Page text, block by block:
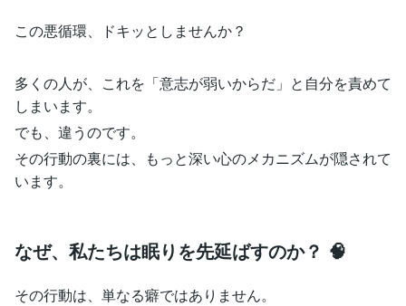
この悪循環、ドキッとしませんか？
多くの人が、これを「意志が弱いからだ」と自分を責めて
しまいます。
でも、違うのです。
その行動の裏には、もっと深い心のメカニズムが隠されて
います。
なぜ、私たちは眠りを先延ばすのか？ 🧠
その行動は、単なる癖ではありません。